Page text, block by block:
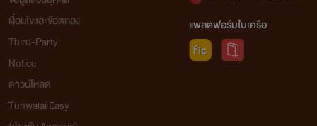
เงื่อนไขและข้อตกลง
Third-Party
Notice
ดาวน์โหลด
Tunwalai Easy
แพลตฟอร์มในเครือ